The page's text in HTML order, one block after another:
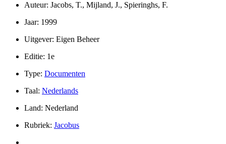
Auteur: Jacobs, T., Mijland, J., Spieringhs, F.
Jaar: 1999
Uitgever: Eigen Beheer
Editie: 1e
Type: Documenten
Taal: Nederlands
Land: Nederland
Rubriek: Jacobus